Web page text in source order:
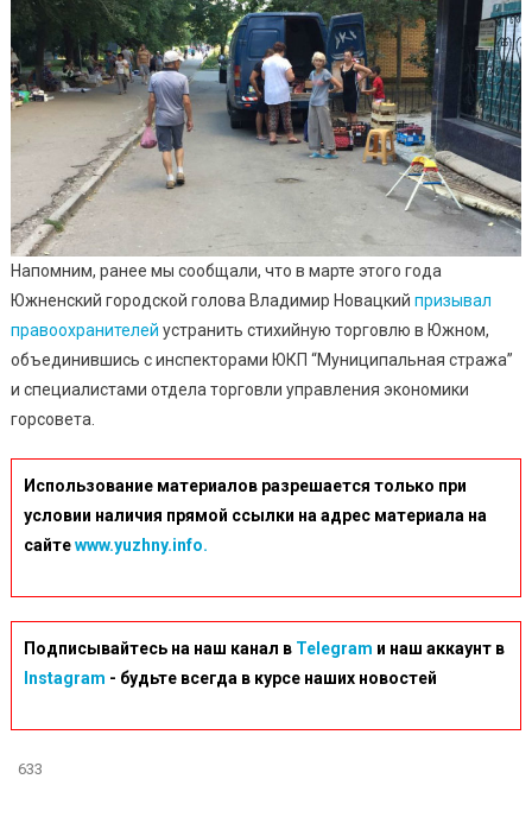
Напомним, ранее мы сообщали, что в марте этого года
Южненский городской голова Владимир Новацкий призывал
правоохранителей устранить стихийную торговлю в Южном,
объединившись с инспекторами ЮКП “Муниципальная стража”
и специалистами отдела торговли управления экономики
горсовета.
Использование материалов разрешается только при
условии наличия прямой ссылки на адрес материала на
сайтеwww.yuzhny.info.
Подписывайтесь на наш канал в Telegram и наш аккаунт в
Instagram - будьте всегда в курсе наших новостей
633